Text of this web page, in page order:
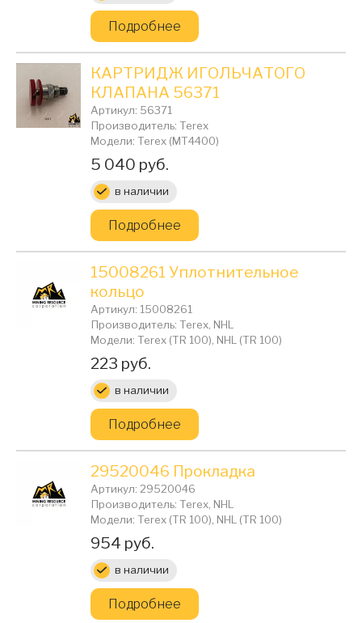
Подробнее
КАРТРИДЖ ИГОЛЬЧАТОГО
КЛАПАНА 56371
Артикул: 56371
Производитель: Terex
Модели: Terex (MT4400)
Цена:
5 040 руб.
в наличии
Подробнее
15008261 Уплотнительное
кольцо
Артикул: 15008261
Производитель: Terex, NHL
Модели: Terex (TR 100), NHL (TR 100)
Цена:
223 руб.
в наличии
Подробнее
29520046 Прокладка
Артикул: 29520046
Производитель: Terex, NHL
Модели: Terex (TR 100), NHL (TR 100)
Цена:
954 руб.
в наличии
Подробнее